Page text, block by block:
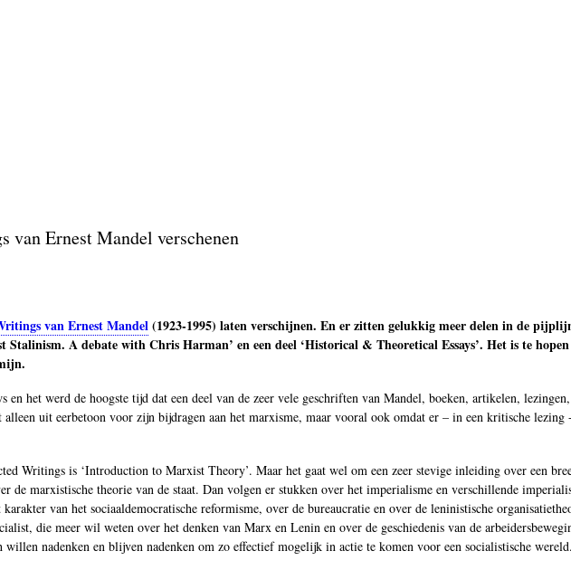
van Ernest Mandel verschenen
van Ernest Mandel(1923-1995) laten verschijnen. En er zitten gelukkig meer delen in de
A debate with Chris Harman’ en een deel ‘Historical & Theoretical Essays’. Het is te
en het werd de hoogste tijd dat een deel van de zeer vele geschriften van Mandel, boeken, artikelen, lezingen,
uit eerbetoon voor zijn bijdragen aan het marxisme, maar vooral ook omdat er – in een kritische lezing
Writings is ‘Introduction to Marxist Theory’. Maar het gaat wel om een zeer stevige inleiding over een
de marxistische theorie van de staat. Dan volgen er stukken over het imperialisme en verschillende
van het sociaaldemocratische reformisme, over de bureaucratie en over de leninistische
die meer wil weten over het denken van Marx en Lenin en over de geschiedenis van de
nadenken en blijven nadenken om zo effectief mogelijk in actie te komen voor een socialistische wereld.